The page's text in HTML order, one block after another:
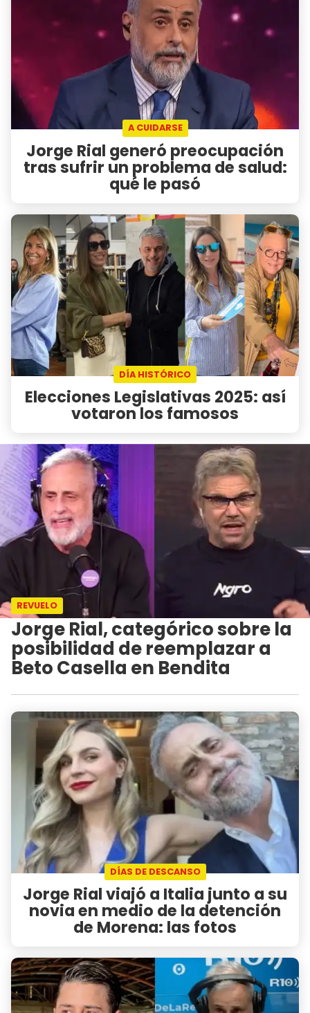
A CUIDARSE
Jorge Rial generó preocupación
tras sufrir un problema de salud:
qué le pasó
DÍA HISTÓRICO
Elecciones Legislativas 2025: así
votaron los famosos
REVUELO
Jorge Rial, categórico sobre la
posibilidad de reemplazar a
Beto Casella en Bendita
DÍAS DE DESCANSO
Jorge Rial viajó a Italia junto a su
novia en medio de la detención
de Morena: las fotos